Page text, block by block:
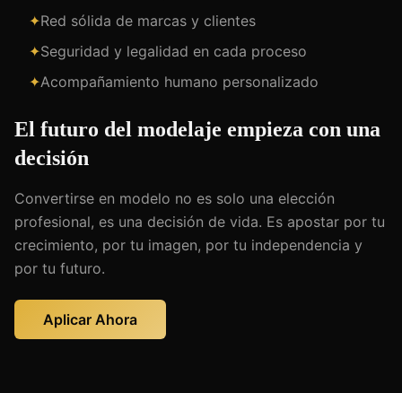
✦Red sólida de marcas y clientes
✦Seguridad y legalidad en cada proceso
✦Acompañamiento humano personalizado
El futuro del modelaje empieza con una
decisión
Convertirse en modelo no es solo una elección
profesional, es una decisión de vida. Es apostar por tu
crecimiento, por tu imagen, por tu independencia y
por tu futuro.
Aplicar Ahora